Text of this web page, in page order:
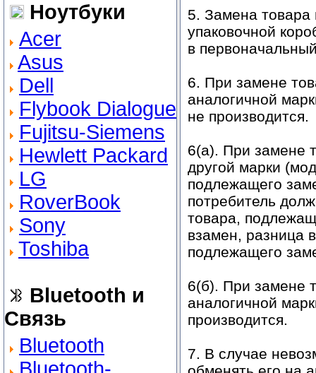
Ноутбуки
Acer
Asus
Dell
Flybook Dialogue
Fujitsu-Siemens
Hewlett Packard
LG
RoverBook
Sony
Toshiba
Bluetooth и
Связь
Bluetooth
5. Замена товара
упаковочной
в
6. При замене
аналогичной
не производится.
6(а). При замене
другой марки
подлежащего
потребитель
товара,
взамен, разница
подлежащего
6(б). При замене
аналогичной
производится.
7. В случае